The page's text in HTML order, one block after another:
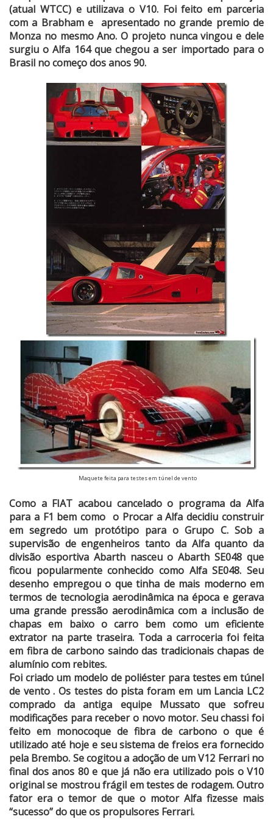
(atual WTCC) e utilizava o V10. Foi feito em parceria
com a Brabham e apresentado no grande premio de
Monza no mesmo Ano. O projeto nunca vingou e dele
surgiu o Alfa 164 que chegou a ser importado para o
Brasil no começo dos anos 90.
Maquete feita para testes em túnel de vento
Como a FIAT acabou cancelado o programa da Alfa
para a F1 bem como o Procar a Alfa decidiu construir
em segredo um protótipo para o Grupo C. Sob a
supervisão de engenheiros tanto da Alfa quanto da
divisão esportiva Abarth nasceu o Abarth SE048 que
ficou popularmente conhecido como Alfa SE048. Seu
desenho empregou o que tinha de mais moderno em
termos de tecnologia aerodinâmica na época e gerava
uma grande pressão aerodinâmica com a inclusão de
chapas em baixo o carro bem como um eficiente
extrator na parte traseira. Toda a carroceria foi feita
em fibra de carbono saindo das tradicionais chapas de
alumínio com rebites.
Foi criado um modelo de poliéster para testes em túnel
de vento . Os testes do pista foram em um Lancia LC2
comprado da antiga equipe Mussato que sofreu
modificações para receber o novo motor. Seu chassi foi
feito em monocoque de fibra de carbono o que é
utilizado até hoje e seu sistema de freios era fornecido
pela Brembo. Se cogitou a adoção de um V12 Ferrari no
final dos anos 80 e que já não era utilizado pois o V10
original se mostrou frágil em testes de rodagem. Outro
fator era o temor de que o motor Alfa fizesse mais
“sucesso” do que os propulsores Ferrari.